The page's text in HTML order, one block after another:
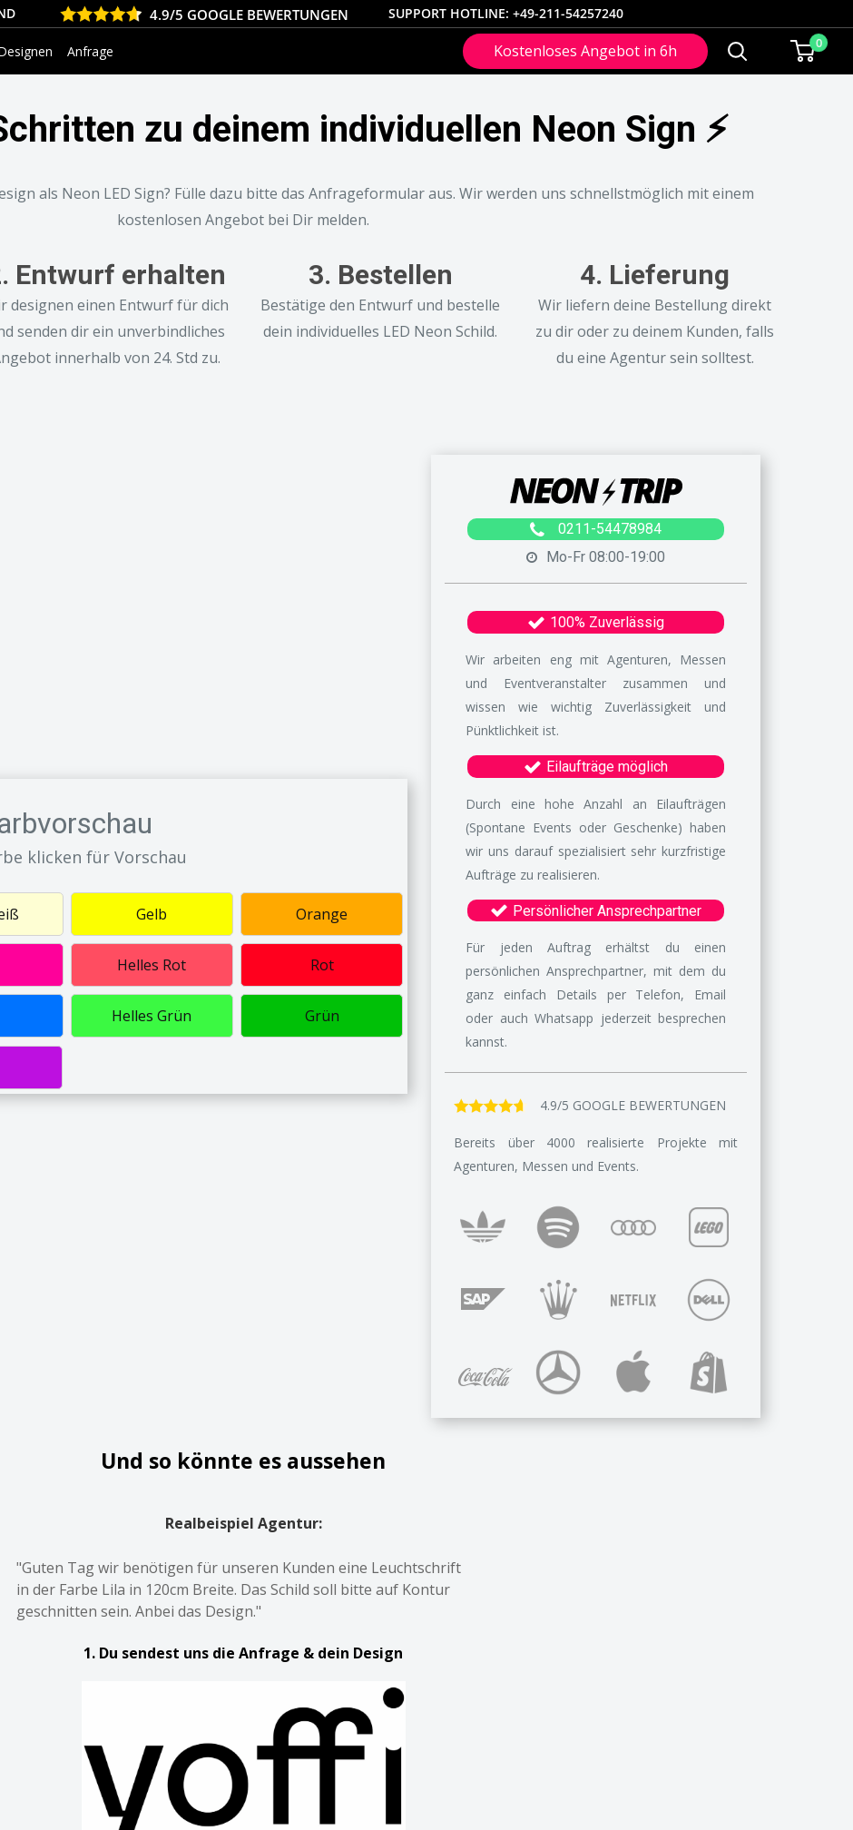
4.9/5 GOOGLE BEWERTUNGEN SUPPORT HOTLINE: +49-211-54257240
Anfrage Kostenloses Angebot in 6h 0
zu deinem individuellen Neon Sign ⚡
als Neon LED Sign? Fülle dazu bitte das Anfrageformular aus. Wir werden uns schnellstmöglich mit einem
kostenlosen Angebot bei Dir melden.
Entwurf erhalten
designen einen Entwurf für dich
senden dir ein unverbindliches
innerhalb von 24. Std zu.
3. Bestellen
Bestätige den Entwurf und bestelle
dein individuelles LED Neon Schild.
4. Lieferung
Wir liefern deine Bestellung direkt
zu dir oder zu deinem Kunden, falls
du eine Agentur sein solltest.
klicken für Vorschau
Gelb Orange
Helles Rot Rot
Helles Grün Grün
0211-54478984
Mo-Fr 08:00-19:00
100% Zuverlässig
Wir arbeiten eng mit Agenturen, Messen
und Eventveranstalter zusammen und
wissen wie wichtig Zuverlässigkeit und
Pünktlichkeit ist.
Eilaufträge möglich
Durch eine hohe Anzahl an Eilaufträgen
(Spontane Events oder Geschenke) haben
wir uns darauf spezialisiert sehr kurzfristige
Aufträge zu realisieren.
Persönlicher Ansprechpartner
Für jeden Auftrag erhältst du einen
persönlichen Ansprechpartner, mit dem du
ganz einfach Details per Telefon, Email
oder auch Whatsapp jederzeit besprechen
kannst.
4.9/5 GOOGLE BEWERTUNGEN
Bereits über 4000 realisierte Projekte mit
Agenturen, Messen und Events.
Und so könnte es aussehen
Realbeispiel Agentur:
"Guten Tag wir benötigen für unseren Kunden eine Leuchtschrift
in der Farbe Lila in 120cm Breite. Das Schild soll bitte auf Kontur
geschnitten sein. Anbei das Design."
1. Du sendest uns die Anfrage & dein Design